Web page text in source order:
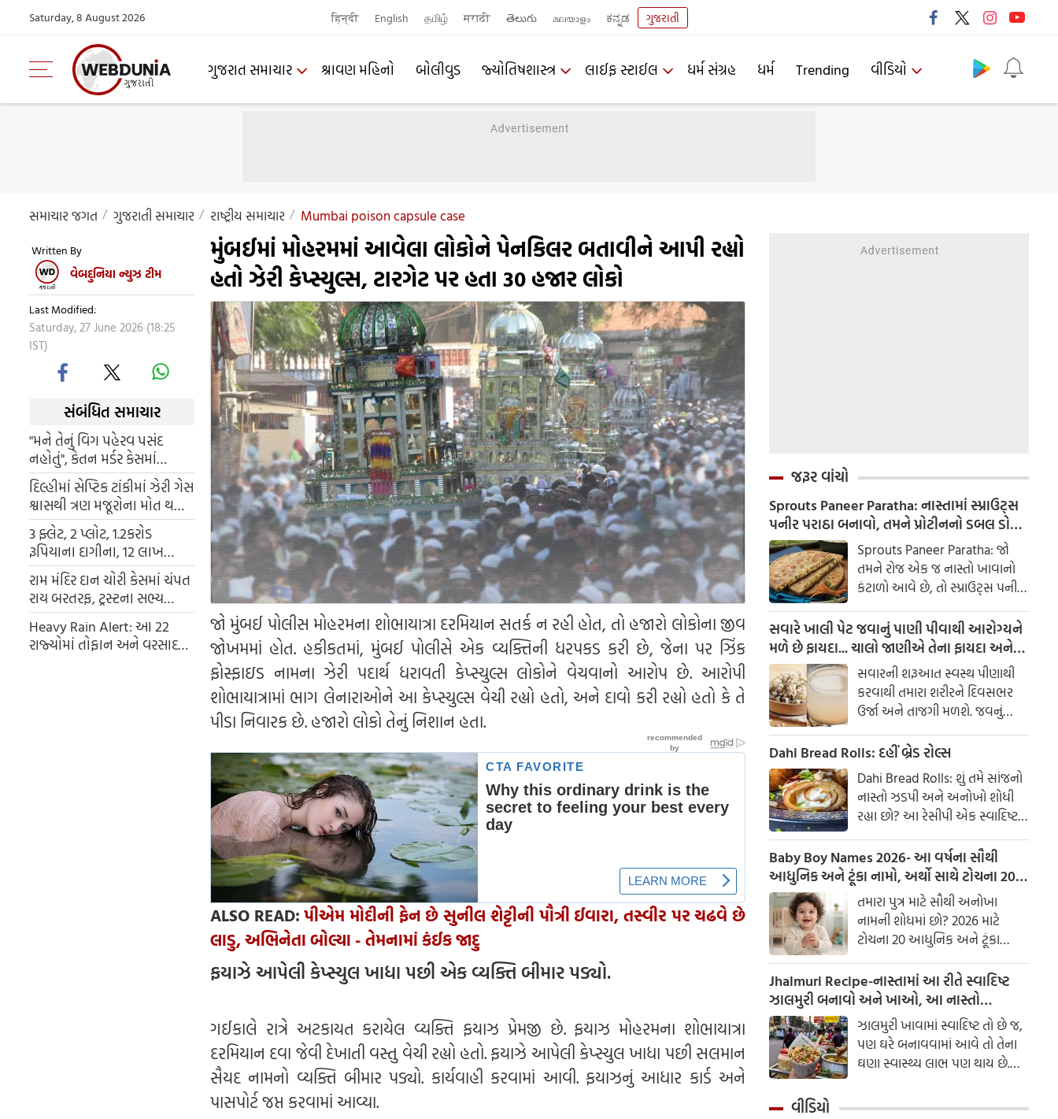
Saturday, 8 August 2026 हिन्दी English தமிழ் मराठी తెలుగు മലയാളം ಕನ್ನಡ ગુજરાતી
ગુજરાત સમાચાર શ્રાવણ મહિનો બોલીવુડ જ્યોતિષશાસ્ત્ર લાઈફ સ્ટાઈલ ધર્મ સંગ્રહ ધર્મ Trending વીડિયો
સમાચાર જગત ગુજરાતી સમાચાર રાષ્ટ્રીય સમાચાર Mumbai poison capsule case
Written By
વેબદુનિયા ન્યુઝ ટીમ
Last Modified:
Saturday, 27 June 2026 (18:25
IST)
સંબંધિત સમાચાર
"મને તેનું વિગ પહેરવ પસંદ
નહોતું", કેતન મર્ડર કેસમાં
સીયાનો નવો ખુલાસો, શું શું
બતાવ્યુ ?
દિલ્હીમાં સેપ્ટિક ટાંકીમાં ઝેરી ગેસ
શ્વાસથી ત્રણ મજૂરોના મોત થયા.
એક પછી એક, ત્રણેય ટાંકીમાં
ઘૂસી ગયા અને જીવ ગુમાવ્યા.
3 ફ્લેટ, 2 પ્લોટ, 1.2કરોડ
રૂપિયાના દાગીના, 12 લાખ
રોકડા... એસીબીના દરોડામાં
મહિલા તહસીલદારના ઘરેથી
કરોડોની સંપત્તિ મળી આવી
રામ મંદિર દાન ચોરી કેસમાં ચંપત
રાય બરતરફ, ટ્રસ્ટના સભ્ય
અનિલ મિશ્રાએ પણ રાજીનામું
આપ્યું
Heavy Rain Alert: આ 22
રાજ્યોમાં તોફાન અને વરસાદ
મુંબઈમાં મોહરમમાં આવેલા લોકોને પેનકિલર બતાવીને આપી રહ્યો
હતો ઝેરી કેપ્સ્યુલ્સ, ટારગેટ પર હતા 30 હજાર લોકો
જો મુંબઈ પોલીસ મોહરમના શોભાયાત્રા દરમિયાન સતર્ક ન રહી હોત, તો હજારો લોકોના જીવ
જોખમમાં હોત. હકીકતમાં, મુંબઈ પોલીસે એક વ્યક્તિની ધરપકડ કરી છે, જેના પર ઝિંક
ફોસ્ફાઇડ નામના ઝેરી પદાર્થ ધરાવતી કેપ્સ્યુલ્સ લોકોને વેચવાનો આરોપ છે. આરોપી
શોભાયાત્રામાં ભાગ લેનારાઓને આ કેપ્સ્યુલ્સ વેચી રહ્યો હતો, અને દાવો કરી રહ્યો હતો કે તે
પીડા નિવારક છે. હજારો લોકો તેનું નિશાન હતા.
ALSO READ:પીએમ મોદીની ફેન છે સુનીલ શેટ્ટીની પૌત્રી ઈવારા, તસ્વીર પર ચઢવે છે
લાડુ, અભિનેતા બોલ્યા - તેમનામાં કંઈક જાદુ
ફયાઝે આપેલી કેપ્સ્યુલ ખાધા પછી એક વ્યક્તિ બીમાર પડ્યો.
ગઈકાલે રાત્રે અટકાયત કરાયેલ વ્યક્તિ ફયાઝ પ્રેમજી છે. ફયાઝ મોહરમના શોભાયાત્રા
દરમિયાન દવા જેવી દેખાતી વસ્તુ વેચી રહ્યો હતો. ફયાઝે આપેલી કેપ્સ્યુલ ખાધા પછી સલમાન
સૈયદ નામનો વ્યક્તિ બીમાર પડ્યો. કાર્યવાહી કરવામાં આવી. ફયાઝનું આધાર કાર્ડ અને
પાસપોર્ટ જપ્ત કરવામાં આવ્યા.
જરૂર વાંચો
Sprouts Paneer Paratha: નાસ્તામાં સ્પ્રાઉટ્સ
પનીર પરાઠા બનાવો, તમને પ્રોટીનનો ડબલ ડોઝ
મળશે
Sprouts Paneer Paratha: જો
તમને રોજ એક જ નાસ્તો ખાવાનો
કંટાળો આવે છે, તો સ્પ્રાઉટ્સ પનીર
પરાઠા બનાવવાનો પ્રયાસ કરો. તે
માત્ર સ્વાદિષ્ટ જ નથી પણ તમારા
સ્વાસ્થ્ય માટે અતિ ફાયદાકારક પણ
સવારે ખાલી પેટ જવાનું પાણી પીવાથી આરોગ્યને
મળે છે ફાયદા... ચાલો જાણીએ તેના ફાયદા અને
ઉપયોગ કરવાની યોગ્ય રીતસવારની શરૂઆત સ્વસ્થ પીણાથી
કરવાથી તમારા શરીરને દિવસભર
ઉર્જા અને તાજગી મળશે. જવનું
પાણી એક ઉત્તમ ઘરેલું ઉપાય
માનવામાં આવે છે, જે ખાસ કરીને
ઉનાળામાં ઠંડક આપે છે
Dahi Bread Rolls: દહીં બ્રેડ રોલ્સ
Dahi Bread Rolls: શું તમે સાંજનો
નાસ્તો ઝડપી અને અનોખો શોધી
રહ્યા છો? આ રેસીપી એક સ્વાદિષ્ટ
વિકલ્પ આપે છે જે બહારથી ક્રિસ્પી
અને અંદરથી અતિ નરમ છે. મસાલા
અને ક્રીમી ટેક્સચરનું સંપૂર્ણ મિશ્રણ
તેને બધી ઉંમરના લોકોમાં પ્રિય
બનાવે છે.
Baby Boy Names 2026- આ વર્ષના સૌથી
આધુનિક અને ટૂંકા નામો, અર્થો સાથે ટોચના 20
નામોની યાદી જુઓ.તમારા પુત્ર માટે સૌથી અનોખા
નામની શોધમાં છો? 2026 માટે
ટોચના 20 આધુનિક અને ટૂંકા
બાળક છોકરાના નામોની યાદી
તપાસો, અર્થો સાથે, જે તમારા
બાળકને એક સુંદર ઓળખ આપશે.
Jhalmuri Recipe-નાસ્તામાં આ રીતે સ્વાદિષ્ટ
ઝાલમુરી બનાવો અને ખાઓ, આ નાસ્તો
મસાલેદાર અને સ્વાદિષ્ટ છે.ઝાલમુરી ખાવામાં સ્વાદિષ્ટ તો છે જ,
પણ ઘરે બનાવવામાં આવે તો તેના
ઘણા સ્વાસ્થ્ય લાભ પણ થાય છે.
વીડિયો